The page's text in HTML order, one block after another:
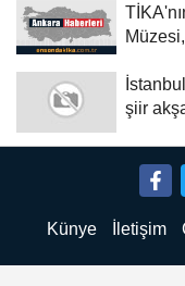
şiir
Künye İletişim